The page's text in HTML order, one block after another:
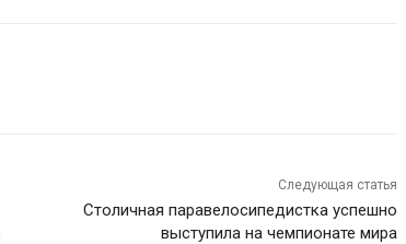
Следующая статья
Столичная паравелосипедистка успешно
выступила на чемпионате мира